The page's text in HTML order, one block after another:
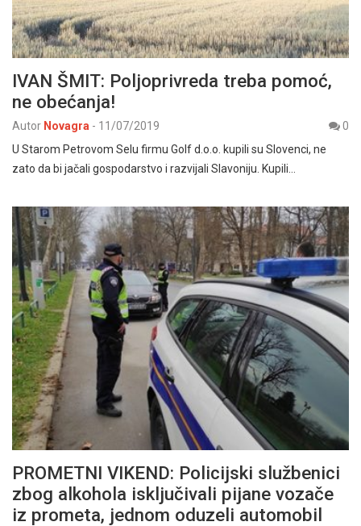
IVAN ŠMIT: Poljoprivreda treba pomoć,
ne obećanja!
Autor Novagra - 11/07/2019
0
U Starom Petrovom Selu firmu Golf d.o.o. kupili su Slovenci, ne
zato da bi jačali gospodarstvo i razvijali Slavoniju. Kupili…
PROMETNI VIKEND: Policijski službenici
zbog alkohola isključivali pijane vozače
iz prometa, jednom oduzeli automobil